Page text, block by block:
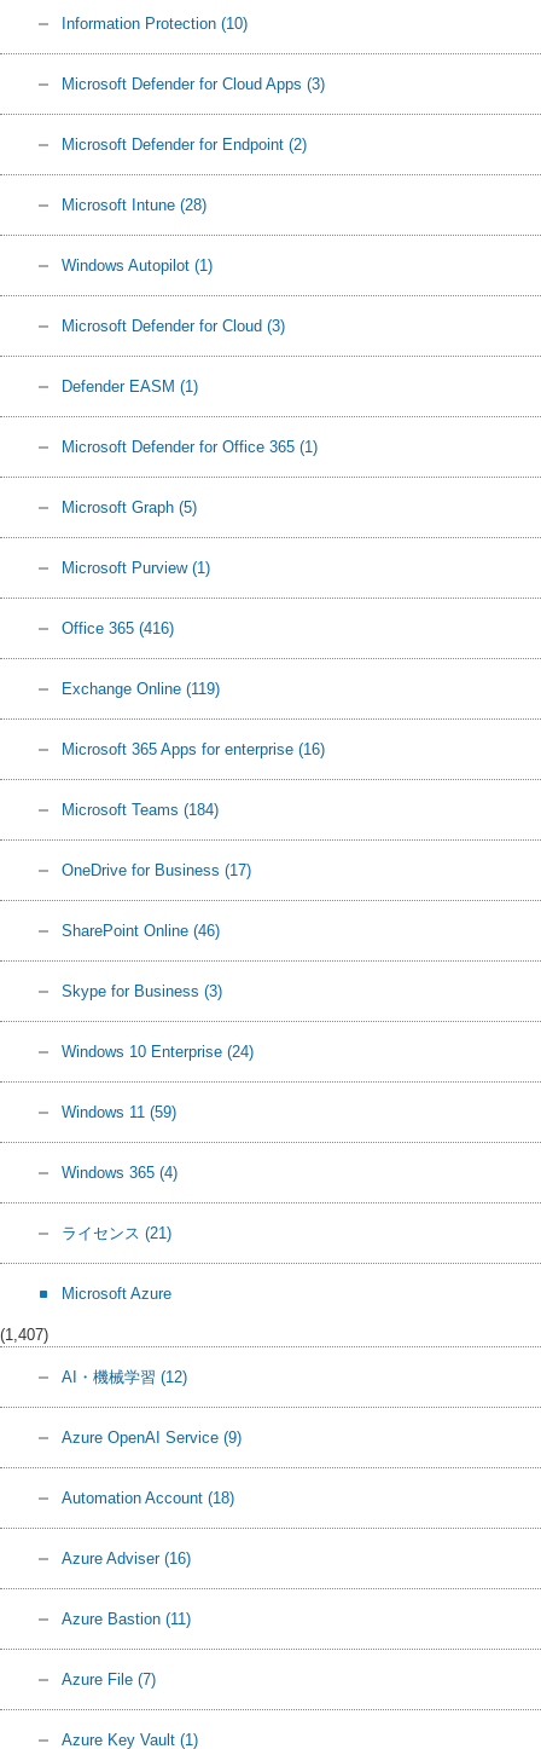
Information Protection (10)
Microsoft Defender for Cloud Apps (3)
Microsoft Defender for Endpoint (2)
Microsoft Intune (28)
Windows Autopilot (1)
Microsoft Defender for Cloud (3)
Defender EASM (1)
Microsoft Defender for Office 365 (1)
Microsoft Graph (5)
Microsoft Purview (1)
Office 365 (416)
Exchange Online (119)
Microsoft 365 Apps for enterprise (16)
Microsoft Teams (184)
OneDrive for Business (17)
SharePoint Online (46)
Skype for Business (3)
Windows 10 Enterprise (24)
Windows 11 (59)
Windows 365 (4)
ライセンス (21)
Microsoft Azure
(1,407)
AI・機械学習 (12)
Azure OpenAI Service (9)
Automation Account (18)
Azure Adviser (16)
Azure Bastion (11)
Azure File (7)
Azure Key Vault (1)